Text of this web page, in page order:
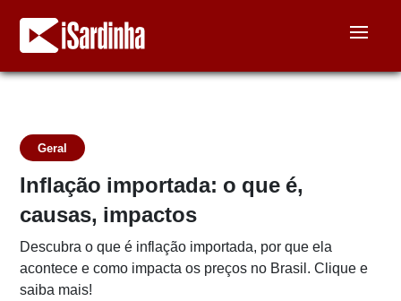
Geral
Inflação importada: o que é,
causas, impactos
Descubra o que é inflação importada, por que ela
acontece e como impacta os preços no Brasil. Clique e
saiba mais!